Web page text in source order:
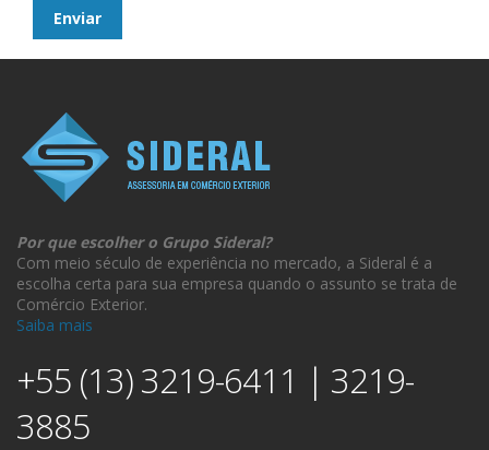
Por que escolher o Grupo Sideral?
Com meio século de experiência no mercado, a Sideral é a
escolha certa para sua empresa quando o assunto se trata de
Comércio Exterior.
Saiba mais
+55 (13) 3219-6411 | 3219-
3885